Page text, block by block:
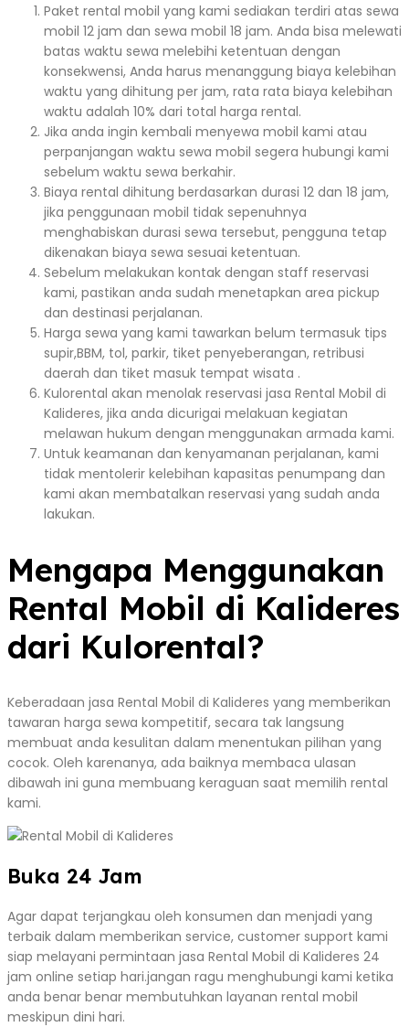
Paket rental mobil yang kami sediakan terdiri atas sewa
mobil 12 jam dan sewa mobil 18 jam. Anda bisa melewati
batas waktu sewa melebihi ketentuan dengan
konsekwensi, Anda harus menanggung biaya kelebihan
waktu yang dihitung per jam, rata rata biaya kelebihan
waktu adalah 10% dari total harga rental.
Jika anda ingin kembali menyewa mobil kami atau
perpanjangan waktu sewa mobil segera hubungi kami
sebelum waktu sewa berkahir.
Biaya rental dihitung berdasarkan durasi 12 dan 18 jam,
jika penggunaan mobil tidak sepenuhnya
menghabiskan durasi sewa tersebut, pengguna tetap
dikenakan biaya sewa sesuai ketentuan.
Sebelum melakukan kontak dengan staff reservasi
kami, pastikan anda sudah menetapkan area pickup
dan destinasi perjalanan.
Harga sewa yang kami tawarkan belum termasuk tips
supir,BBM, tol, parkir, tiket penyeberangan, retribusi
daerah dan tiket masuk tempat wisata .
Kulorental akan menolak reservasi jasa Rental Mobil di
Kalideres, jika anda dicurigai melakuan kegiatan
melawan hukum dengan menggunakan armada kami.
Untuk keamanan dan kenyamanan perjalanan, kami
tidak mentolerir kelebihan kapasitas penumpang dan
kami akan membatalkan reservasi yang sudah anda
lakukan.
Mengapa Menggunakan
Rental Mobil di Kalideres
dari Kulorental?
Keberadaan jasa Rental Mobil di Kalideres yang memberikan
tawaran harga sewa kompetitif, secara tak langsung
membuat anda kesulitan dalam menentukan pilihan yang
cocok. Oleh karenanya, ada baiknya membaca ulasan
dibawah ini guna membuang keraguan saat memilih rental
kami.
Buka 24 Jam
Agar dapat terjangkau oleh konsumen dan menjadi yang
terbaik dalam memberikan service, customer support kami
siap melayani permintaan jasa Rental Mobil di Kalideres 24
jam online setiap hari.jangan ragu menghubungi kami ketika
anda benar benar membutuhkan layanan rental mobil
meskipun dini hari.